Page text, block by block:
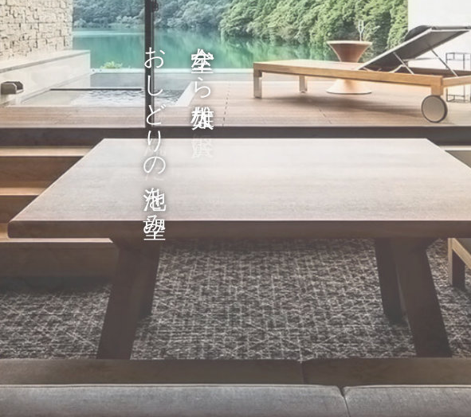
よくある質問
お問い合わせ
安心・安全への取り組み
新着情報
プライバシーポリシー/宿泊約款/オンライン規約
RESERVATION
宿泊プラン一覧・ご予約 客室タイプから
空室状況 ご予約確認・キ
お電話でのお問い合わせ
0957-73-2588
(9:00 - 12:00、13:00 - 19:00)
雲仙の大自然に佇む
和のリゾート旅館 東園 自家源泉を贅沢に
掛け流した温泉
全室から雄大な
おしどりの池を望み 自然の借景と共に
極上の時を愉しむ 雲仙 島原の旬素材を
巧みの技で仕上げミシュランガイド掲載の
美食を心ゆくまで時と共に変化する
極上の湯あみ